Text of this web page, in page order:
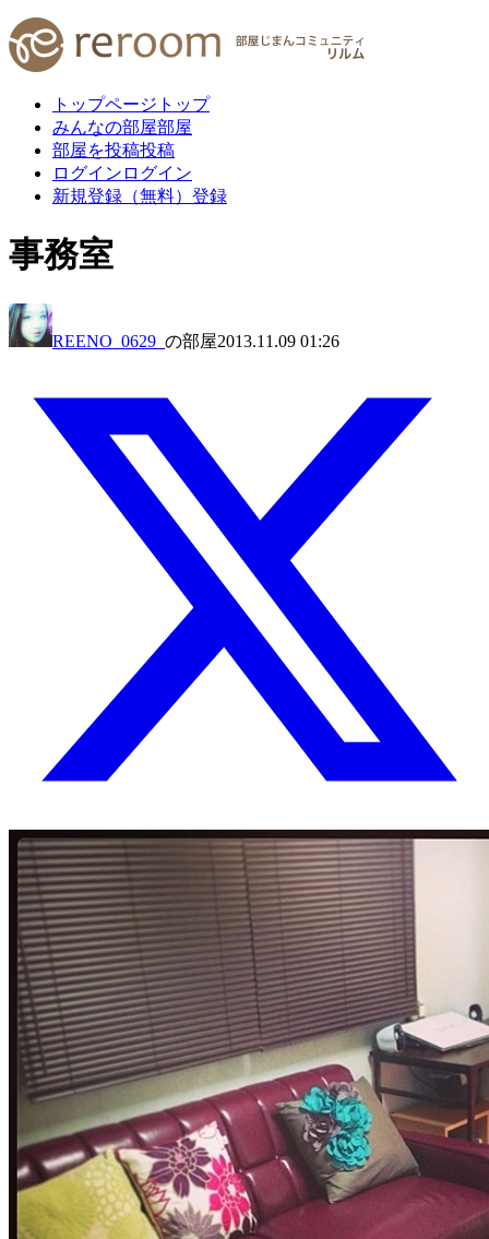
トップページ トップ
みんなの部屋部屋
部屋を投稿投稿
ログイン ログイン
新規登録（無料） 登録
事務室
REENO_0629_ の部屋2013.11.09 01:26